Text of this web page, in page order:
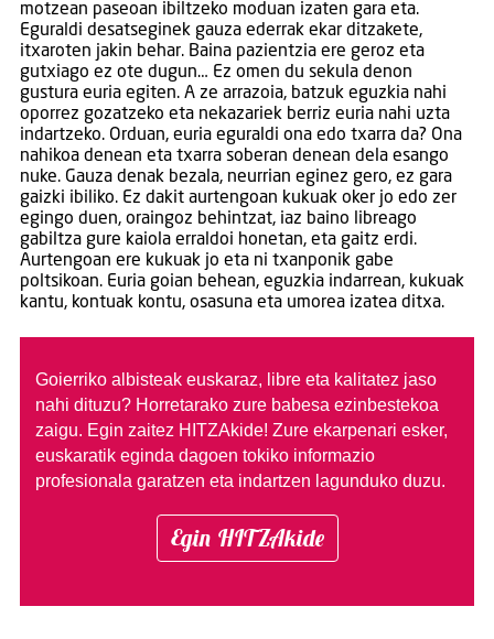
motzean paseoan ibiltzeko moduan izaten gara eta.
Eguraldi desatseginek gauza ederrak ekar ditzakete,
itxaroten jakin behar. Baina pazientzia ere geroz eta
gutxiago ez ote dugun… Ez omen du sekula denon
gustura euria egiten. A ze arrazoia, batzuk eguzkia nahi
oporrez gozatzeko eta nekazariek berriz euria nahi uzta
indartzeko. Orduan, euria eguraldi ona edo txarra da? Ona
nahikoa denean eta txarra soberan denean dela esango
nuke. Gauza denak bezala, neurrian eginez gero, ez gara
gaizki ibiliko. Ez dakit aurtengoan kukuak oker jo edo zer
egingo duen, oraingoz behintzat, iaz baino libreago
gabiltza gure kaiola erraldoi honetan, eta gaitz erdi.
Aurtengoan ere kukuak jo eta ni txanponik gabe
poltsikoan. Euria goian behean, eguzkia indarrean, kukuak
kantu, kontuak kontu, osasuna eta umorea izatea ditxa.
Goierriko albisteak euskaraz, libre eta kalitatez jaso
nahi dituzu? Horretarako zure babesa ezinbestekoa
zaigu. Egin zaitez HITZAkide! Zure ekarpenari esker,
euskaratik eginda dagoen tokiko informazio
profesionala garatzen eta indartzen lagunduko duzu.
Egin HITZAkide